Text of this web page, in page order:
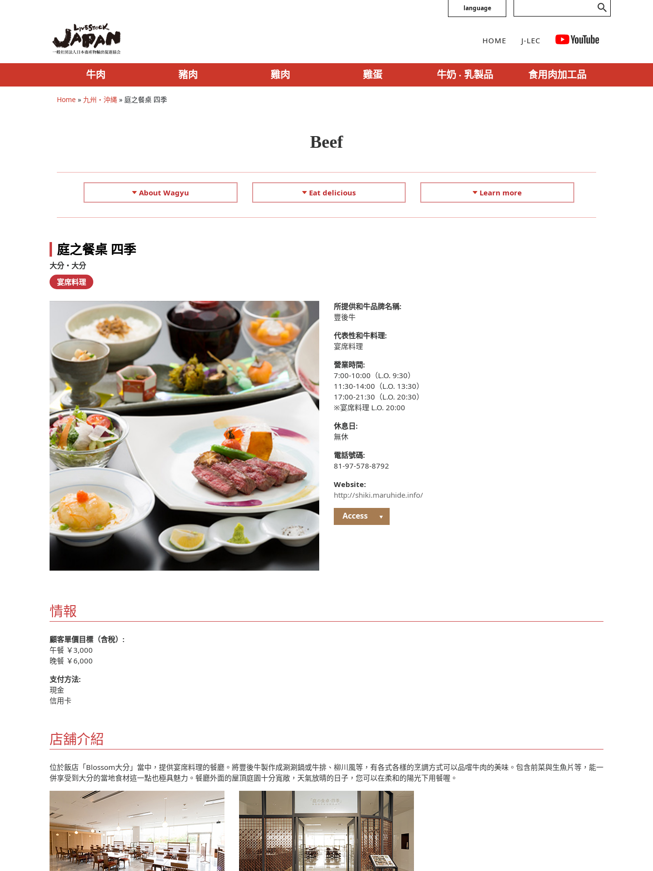
language
HOME J-LEC
牛肉 豬肉 雞肉 雞蛋 牛奶 ‧ 乳製品 食用肉加工品
Home » 九州・沖縄 » 庭之餐桌 四季
Beef
About Wagyu Eat delicious Learn more
庭之餐桌 四季
大分・大分
宴席料理
所提供和牛品牌名稱:
豐後牛
代表性和牛料理:
宴席料理
營業時間:
7:00-10:00（L.O. 9:30）
11:30-14:00（L.O. 13:30）
17:00-21:30（L.O. 20:30）
※宴席料理 L.O. 20:00
休息日:
無休
電話號碼:
81-97-578-8792
Website:
http://shiki.maruhide.info/
Access
情報
顧客單價目標（含稅）:
午餐 ￥3,000
晚餐 ￥6,000
支付方法:
現金
信用卡
店舖介紹
位於飯店「Blossom大分」當中，提供宴席料理的餐廳。將豐後牛製作成涮涮鍋或牛排、柳川風等，有各式各樣的烹調方式可以品嚐牛肉的美味。包含前菜與生魚片等，能一
併享受到大分的當地食材這一點也極具魅力。餐廳外面的屋頂庭園十分寬敞，天氣放晴的日子，您可以在柔和的陽光下用餐喔。